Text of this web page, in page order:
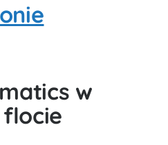
w
flocie